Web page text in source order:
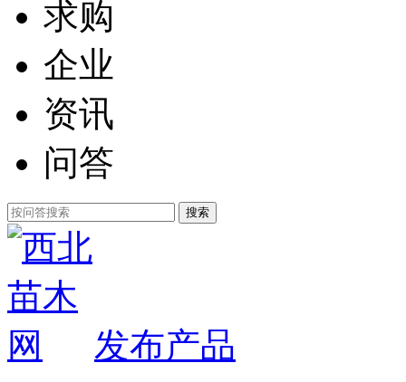
求购
企业
资讯
问答
发布产品